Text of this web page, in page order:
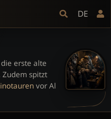
DE
erste alte
Zudem spitzt
vor Al